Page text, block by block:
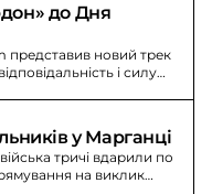
до Дня
представив новий трек
і силу
у Марганці
тричі вдарили по
на виклик